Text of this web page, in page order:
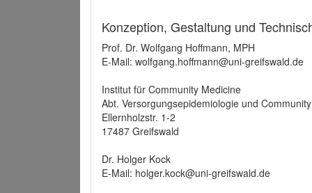
Konzeption, Gestaltung und
Prof. Dr. Wolfgang Hoffmann, MPH
E-Mail: wolfgang.hoffmann@uni-greifswald.de
Institut für Community Medicine
Abt. Versorgungsepidemiologie und
Ellernholzstr. 1-2
17487 Greifswald
Dr. Holger Kock
E-Mail: holger.kock@uni-greifswald.de